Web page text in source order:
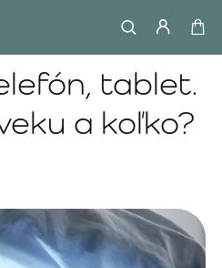
tablet.
a koľko?